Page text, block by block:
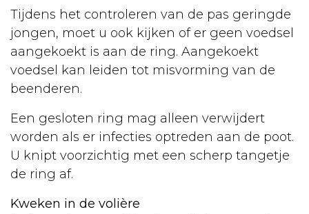
Tijdens het controleren van de pas geringde
jongen, moet u ook kijken of er geen voedsel
aangekoekt is aan de ring. Aangekoekt
voedsel kan leiden tot misvorming van de
beenderen.
Een gesloten ring mag alleen verwijdert
worden als er infecties optreden aan de poot.
U knipt voorzichtig met een scherp tangetje
de ring af.
Kweken in de volière